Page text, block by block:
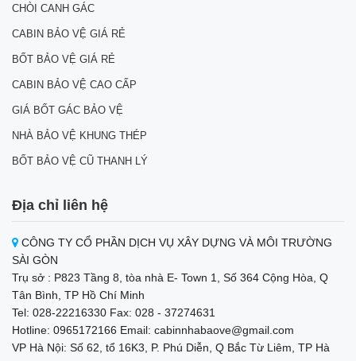
CHÒI CANH GÁC
CABIN BẢO VỆ GIÁ RẺ
BỐT BẢO VỆ GIÁ RẺ
CABIN BẢO VỆ CAO CẤP
GIÁ BỐT GÁC BẢO VỆ
NHÀ BẢO VỆ KHUNG THÉP
BỐT BẢO VỆ CŨ THANH LÝ
Địa chỉ liên hệ
CÔNG TY CỔ PHẦN DỊCH VỤ XÂY DỰNG VÀ MÔI TRƯỜNG
SÀI GÒN
Trụ sở : P823 Tầng 8, tòa nhà E- Town 1, Số 364 Cộng Hòa, Q
Tân Bình, TP Hồ Chí Minh
Tel: 028-22216330 Fax: 028 - 37274631
Hotline: 0965172166 Email: cabinnhabaove@gmail.com
VP Hà Nội: Số 62, tổ 16K3, P. Phú Diễn, Q Bắc Từ Liêm, TP Hà